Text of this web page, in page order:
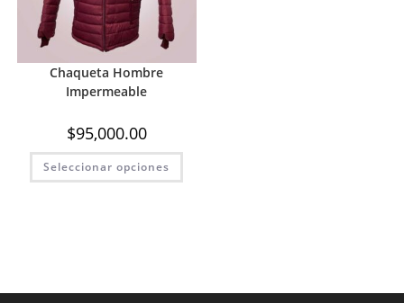
Chaqueta Hombre
Impermeable
$95,000.00
Seleccionar opciones
Este
tiene
la